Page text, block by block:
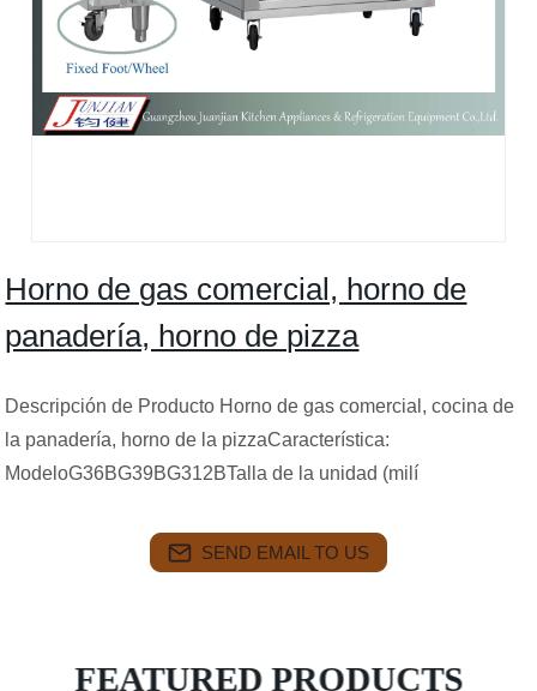
Horno de gas comercial, horno de
panadería, horno de pizza
Descripción de Producto Horno de gas comercial, cocina de
la panadería, horno de la pizzaCaracterística:
ModeloG36BG39BG312BTalla de la unidad (milí
SEND EMAIL TO US
FEATURED PRODUCTS